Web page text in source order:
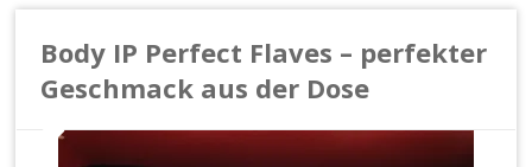
Body IP Perfect Flaves – perfekter
Geschmack aus der Dose